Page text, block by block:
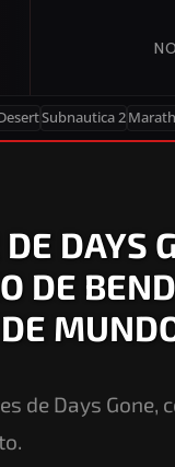
Subnautica 2
DAYS
DE
de Days Gone,